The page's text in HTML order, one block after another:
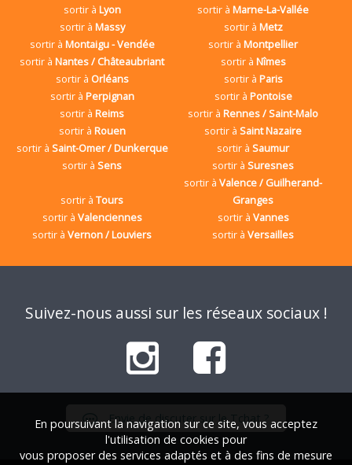
sortir à Lyon sortir àMarne-La-Vallée
sortir à Massy sortir à Metz
sortir à Montaigu - Vendée sortir àMontpellier
sortir àNantes / Châteaubriant sortir à Nîmes
sortir à Orléans sortir à Paris
sortir à Perpignan sortir à Pontoise
sortir àReims sortir àRennes / Saint-Malo
sortir à Rouen sortir àSaint Nazaire
sortir à Saint-Omer / Dunkerque sortir àSaumur
sortir àSens sortir àSuresnes
sortir àTours
sortir àValence / Guilherand-
Granges
sortir à Valenciennes sortir à Vannes
sortir àVernon / Louviers sortir àVersailles
Suivez-nous aussi sur les réseaux sociaux !
Envie de discuter sur le Tchat ?
En poursuivant la navigation sur ce site, vous acceptez
l'utilisation de cookies pour
vous proposer des services adaptés et à des fins de mesure